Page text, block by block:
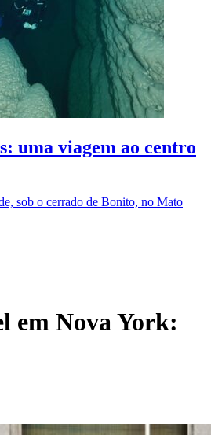
uma viagem ao centro
sob o cerrado de Bonito, no Mato
em Nova York: